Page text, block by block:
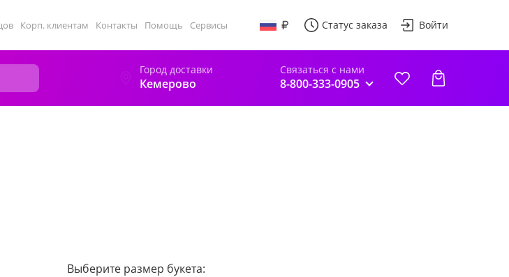
Корп. клиентам Контакты Помощь Сервисы Статус заказа Войти
Город доставки
Кемерово
Связаться с нами
8-800-333-0905
Выберите размер букета: